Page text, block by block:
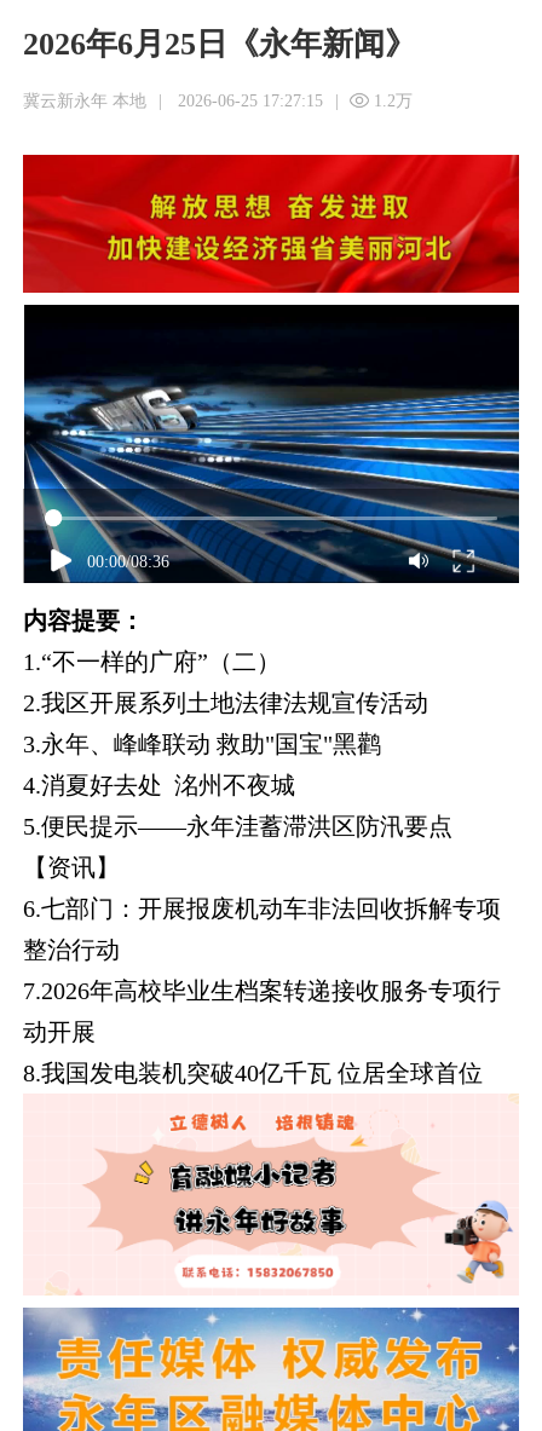
2026年6月25日《永年新闻》
冀云新永年 本地 | 2026-06-25 17:27:15 | 1.2万
00:00/08:36
内容提要：
1.“不一样的广府”（二）
2.我区开展系列土地法律法规宣传活动
3.永年、峰峰联动 救助"国宝"黑鹳
4.消夏好去处 洺州不夜城
5.便民提示——永年洼蓄滞洪区防汛要点
【资讯】
6.七部门：开展报废机动车非法回收拆解专项
整治行动
7.2026年高校毕业生档案转递接收服务专项行
动开展
8.我国发电装机突破40亿千瓦 位居全球首位